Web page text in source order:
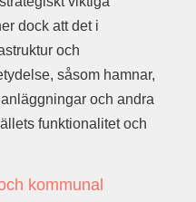
dock att det i
och
såsom hamnar,
och andra
funktionalitet och
kommunal